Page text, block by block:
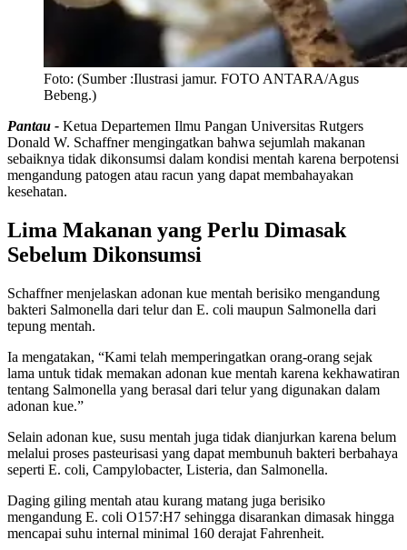
Foto: (Sumber :Ilustrasi jamur. FOTO ANTARA/Agus
Bebeng.)
Pantau - Ketua Departemen Ilmu Pangan Universitas Rutgers
Donald W. Schaffner mengingatkan bahwa sejumlah makanan
sebaiknya tidak dikonsumsi dalam kondisi mentah karena berpotensi
mengandung patogen atau racun yang dapat membahayakan
kesehatan.
Lima Makanan yang Perlu Dimasak
Sebelum Dikonsumsi
Schaffner menjelaskan adonan kue mentah berisiko mengandung
bakteri Salmonella dari telur dan E. coli maupun Salmonella dari
tepung mentah.
Ia mengatakan, “Kami telah memperingatkan orang-orang sejak
lama untuk tidak memakan adonan kue mentah karena kekhawatiran
tentang Salmonella yang berasal dari telur yang digunakan dalam
adonan kue.”
Selain adonan kue, susu mentah juga tidak dianjurkan karena belum
melalui proses pasteurisasi yang dapat membunuh bakteri berbahaya
seperti E. coli, Campylobacter, Listeria, dan Salmonella.
Daging giling mentah atau kurang matang juga berisiko
mengandung E. coli O157:H7 sehingga disarankan dimasak hingga
mencapai suhu internal minimal 160 derajat Fahrenheit.